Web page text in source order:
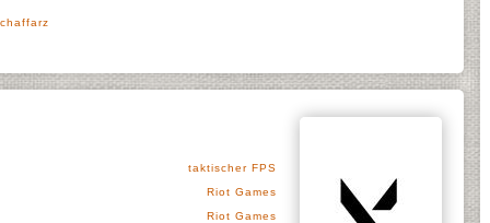
taktischer FPS
Riot Games
Riot Games